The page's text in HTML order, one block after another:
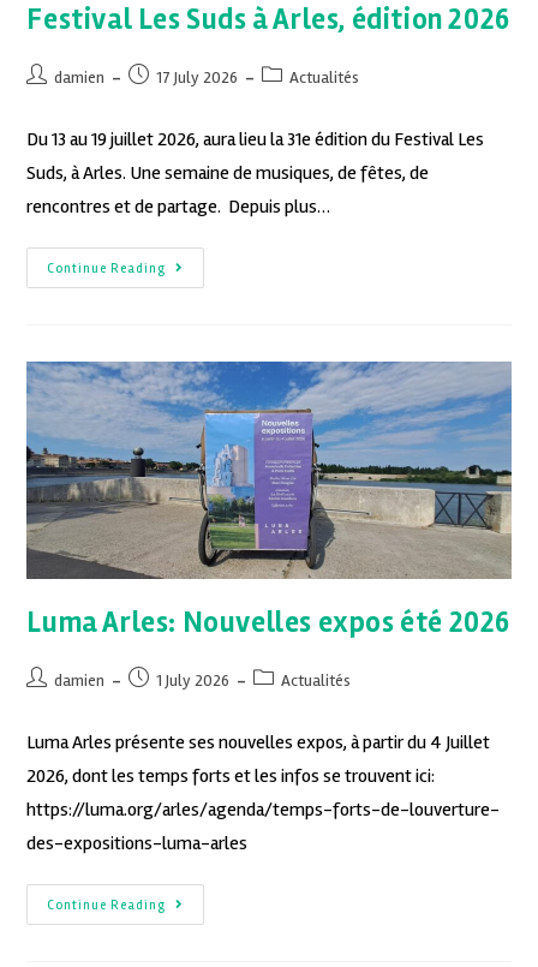
Festival Les Suds à Arles, édition 2026
damien 17 July 2026 Actualités
Du 13 au 19 juillet 2026, aura lieu la 31e édition du Festival Les
Suds, à Arles. Une semaine de musiques, de fêtes, de
rencontres et de partage. Depuis plus…
Continue Reading
Luma Arles: Nouvelles expos été 2026
damien 1 July 2026 Actualités
Luma Arles présente ses nouvelles expos, à partir du 4 Juillet
2026, dont les temps forts et les infos se trouvent ici:
https://luma.org/arles/agenda/temps-forts-de-louverture-
des-expositions-luma-arles
Continue Reading